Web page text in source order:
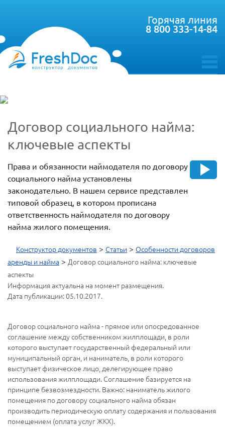
toggle
Горячая линия
8 800 333-14-84
Договор социального найма:
ключевые аспекты
Права и обязанности наймодателя по договору
социального найма установлены
законодательно. В нашем сервисе представлен
типовой образец, в котором прописана
ответственность наймодателя по договору
найма жилого помещения.
Конструктор документов > Статьи > Особенности договоров
аренды и найма > Договор социального найма: ключевые
аспекты
Информация актуальна на момент размещения.
Дата публикации: 05.10.2017.
Договор социального найма - прямое или опосредованное
соглашение между собственником жилплощади, в роли
которого выступает государственный федеральный или
муниципальный орган, и наниматель, в роли которого
выступает физическое лицо, делегирующее право
использования жилплощади. Соглашение базируется на
принципе безвозмездности. Важно: наниматель жилого
помещения по договору социального найма обязан
производить периодическую оплату содержания и пользования
помещением (оплата услуг ЖКХ).